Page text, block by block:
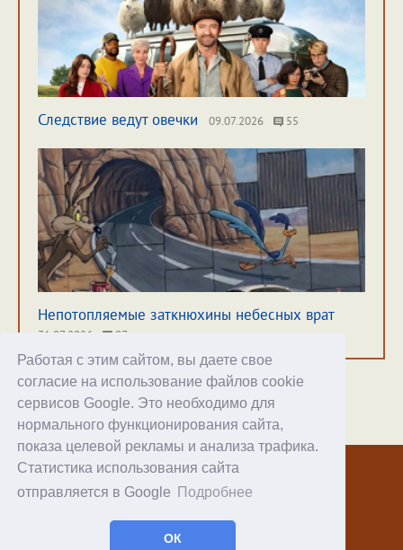
Работая с этим сайтом, вы даете свое
согласие на использование файлов cookie
сервисов Google. Это необходимо для
нормального функционирования сайта,
показа целевой рекламы и анализа трафика.
Статистика использования сайта
отправляется в Google
Подробнее
ОК
Следствие ведут овечки 09.07.2026 55
Непотопляемые заткнюхины небесных врат
31.07.2026 97
Хостинг
© 1998–2026 Alex Exler
Facebook
RSS статей